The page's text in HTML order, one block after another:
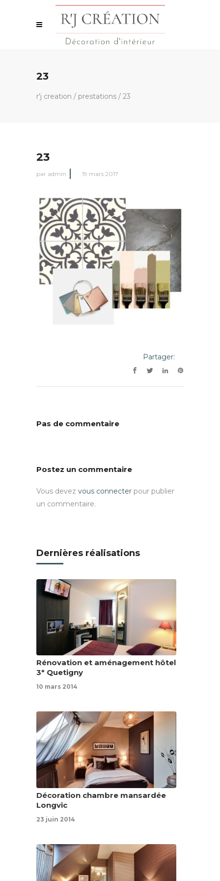
23
r'j creation / prestations / 23
23
par admin 19 mars 2017
Partager:
Pas de commentaire
Postez un commentaire
Vous devez vous connecter pour publier
un commentaire.
Dernières réalisations
Rénovation et aménagement hôtel
3* Quetigny
10 mars 2014
Décoration chambre mansardée
Longvic
23 juin 2014